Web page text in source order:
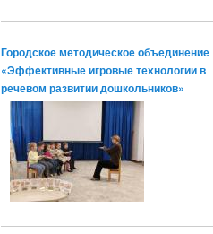
Городское методическое объединение
«Эффективные игровые технологии в
речевом развитии дошкольников»